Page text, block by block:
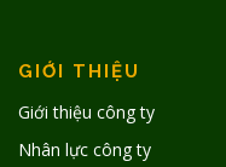
GIỚI THIỆU
Giới thiệu công ty
Nhân lực công ty